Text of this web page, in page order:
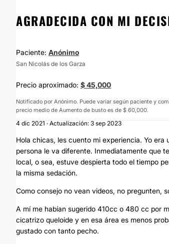
AGRADECIDA CON MI
Paciente: Anónimo
San Nicolás de los Garza
Precio aproximado: $ 45,000
Notificado por Anónimo. Puede variar según paciente y
precio medio de Aumento de busto es de $ 60,000.
4 dic 2021 · Actualización: 3 sep 2023
Hola chicas, les cuento mi experiencia. Yo
persona le va diferente. Inmediatamente que
local, o sea, estuve despierta todo el tiempo
la misma sedación.
Como consejo no vean videos, no pregunten,
A mí me habían sugerido 410cc o 480 cc por
cicatrizo queloide y en esa área es menos
gustado con tanto pecho.